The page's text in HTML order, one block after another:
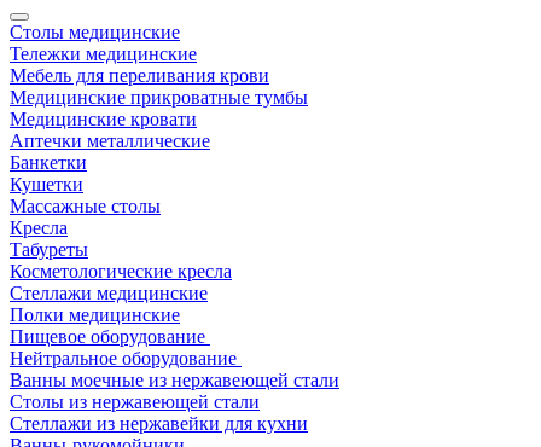
Столы медицинские
Тележки медицинские
Мебель для переливания крови
Медицинские прикроватные тумбы
Медицинские кровати
Аптечки металлические
Банкетки
Кушетки
Массажные столы
Кресла
Табуреты
Косметологические кресла
Стеллажи медицинские
Полки медицинские
Пищевое оборудование
Нейтральное оборудование
Ванны моечные из нержавеющей стали
Столы из нержавеющей стали
Стеллажи из нержавейки для кухни